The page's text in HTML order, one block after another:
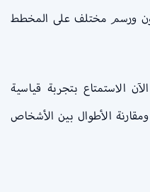
ورسم مختلف على المخطط
الاستمتاع بتجربة قياسية
فريدة عبر موقع Hikaku Sitatter ومقارنة الأطوال بين الأشخاص